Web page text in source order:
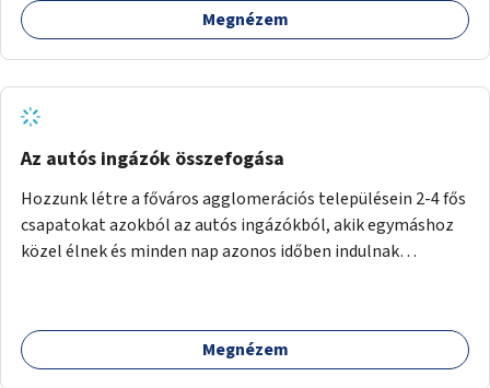
Megnézem
Az autós ingázók összefogása
Hozzunk létre a főváros agglomerációs településein 2-4 fős
csapatokat azokból az autós ingázókból, akik egymáshoz
közel élnek és minden nap azonos időben indulnak
jutnak el a munkahelyre. Délután ugyanitt találkoznak és az
aznapra kijelölt valamelyik szállító autóján hazamennek. A
Megnézem